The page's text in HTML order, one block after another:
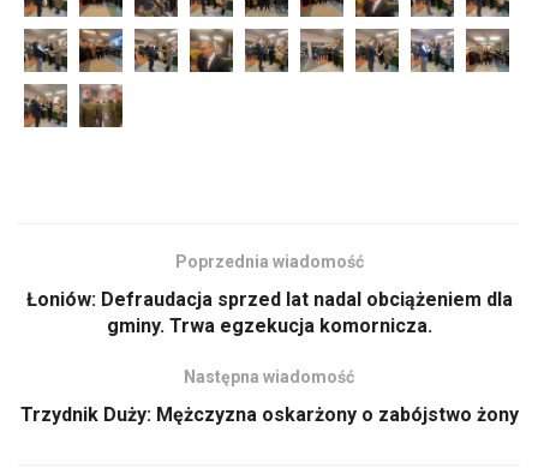
Poprzednia wiadomość
Łoniów: Defraudacja sprzed lat nadal obciążeniem dla
gminy. Trwa egzekucja komornicza.
Następna wiadomość
Trzydnik Duży: Mężczyzna oskarżony o zabójstwo żony